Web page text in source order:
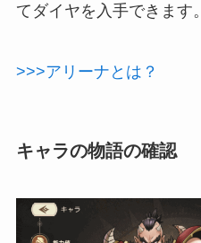
てダイヤを入手できます。
>>>アリーナとは？
キャラの物語の確認